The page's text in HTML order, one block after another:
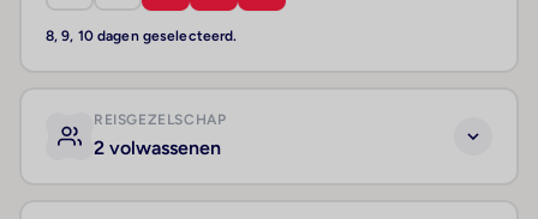
8, 9, 10 dagen geselecteerd.
REISGEZELSCHAP
2 volwassenen